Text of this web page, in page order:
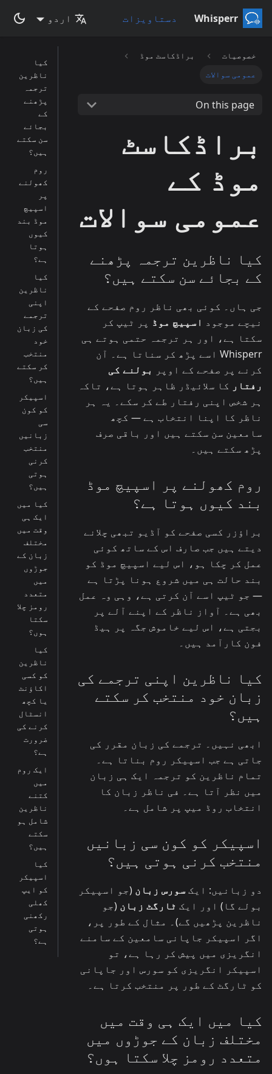
Whisperr دستاویزات اردو
خصوصیات
براڈکاسٹ موڈ
عمومی سوالات
On this page
براڈکاسٹ
موڈ کے
عمومی سوالات
کیا ناظرین ترجمہ پڑھنے
کے بجائے سن سکتے ہیں؟
جی ہاں۔ کوئی بھی ناظر روم صفحے کے
نیچے موجود اسپیچ موڈ پر ٹیپ کر
سکتا ہے، اور ہر ترجمہ حتمی ہوتے ہی
Whisperr اسے پڑھ کر سناتا ہے۔ آن
کرنے پر صفحے کے اوپر بولنے کی
رفتار کا سلائیڈر ظاہر ہوتا ہے، تاکہ
ہر شخص اپنی رفتار طے کر سکے۔ یہ ہر
ناظر کا اپنا انتخاب ہے — کچھ
سامعین سن سکتے ہیں اور باقی صرف
پڑھ سکتے ہیں۔
روم کھولنے پر اسپیچ موڈ
بند کیوں ہوتا ہے؟
براؤزر کسی صفحے کو آڈیو تبھی چلانے
دیتے ہیں جب صارف اس کے ساتھ کوئی
عمل کر چکا ہو، اس لیے اسپیچ موڈ کو
بند حالت ہی میں شروع ہونا پڑتا ہے
— جو ٹیپ اسے آن کرتی ہے، وہی وہ عمل
بھی ہے۔ آواز ناظر کے اپنے آلے پر
بجتی ہے، اس لیے خاموش جگہ پر ہیڈ
فون کارآمد ہیں۔
کیا ناظرین اپنی ترجمے کی
زبان خود منتخب کر سکتے
ہیں؟
ابھی نہیں۔ ترجمے کی زبان مقرر کی
جاتی ہے جب اسپیکر روم بناتا ہے۔
تمام ناظرین کو ترجمہ ایک ہی زبان
میں نظر آتا ہے۔ فی ناظر زبان کا
انتخاب روڈ میپ پر شامل ہے۔
اسپیکر کو کون سی زبانیں
منتخب کرنی ہوتی ہیں؟
دو زبانیں: ایکسورس زبان (جو اسپیکر
بولے گا) اور ایک ٹارگٹ زبان (جو
ناظرین پڑھیں گے)۔ مثال کے طور پر،
اگر اسپیکر جاپانی سامعین کے سامنے
انگریزی میں پیش کر رہا ہے، تو
اسپیکر انگریزی کو سورس اور جاپانی
کو ٹارگٹ کے طور پر منتخب کرتا ہے۔
کیا میں ایک ہی وقت میں
مختلف زبان کے جوڑوں میں
متعدد رومز چلا سکتا ہوں؟
کیا
ناظرین
ترجمہ
پڑھنے
کے
بجائے
سن سکتے
ہیں؟
روم
کھولنے
پر
اسپیچ
موڈ بند
کیوں
ہوتا
ہے؟
کیا
ناظرین
اپنی
ترجمے
کی زبان
خود
منتخب
کر سکتے
ہیں؟
اسپیکر
کو کون
سی
زبانیں
منتخب
کرنی
ہوتی
ہیں؟
کیا میں
ایک ہی
وقت میں
مختلف
زبان کے
جوڑوں
میں
متعدد
رومز چلا
سکتا
ہوں؟
کیا
ناظرین
کو کسی
اکاؤنٹ
یا کچھ
انسٹال
کرنے کی
ضرورت
ہے؟
ایک روم
میں
کتنے
ناظرین
شامل ہو
سکتے
ہیں؟
کیا
اسپیکر
کو ایپ
کھلی
رکھنی
ہوتی
ہے؟